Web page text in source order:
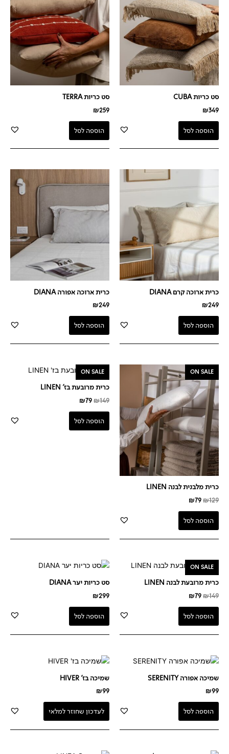
סט כריות CUBA
₪349
הוספה לסל
סט כריות TERRA
₪259
הוספה לסל
כרית ארוכה קרם DIANA
₪249
הוספה לסל
כרית ארוכה אפורה DIANA
₪249
הוספה לסל
ON SALE
כרית מלבנית לבנה LINEN
₪129
המחיר
המקורי
היה:
₪129.
₪79
המחיר
הנוכחי
הוא:
₪79.
הוספה לסל
ON SALE
כרית מרובעת בז' LINEN
₪149
המחיר
המקורי
היה:
₪79
המחיר
הוא:
הוספה לסל
ON SALE
כרית מרובעת לבנה LINEN
₪149
המחיר
המקורי
היה:
₪79
המחיר
הוא:
הוספה לסל
סט כריות יער DIANA
₪299
הוספה לסל
שמיכה אפורה SERENITY
₪99
הוספה לסל
שמיכה בז' HIVER
₪99
לעדכון שחוזר למלאי